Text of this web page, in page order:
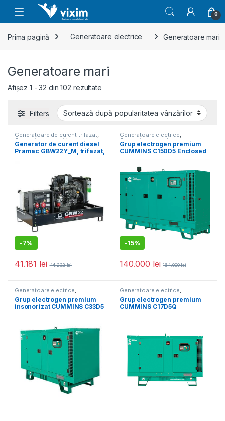
Skip to navigation
Skip to content
0
Prima pagină Generatoare electrice Generatoare mari
Generatoare mari
Afișez 1 - 32 din 102 rezultateSortat după popularitate
Filters
Generatoare de curent trifazat,
Generatoare electrice
Generatoare mari
Generator de curent diesel
Pramac GBW22Y_M, trifazat,
-7%
41.181 lei 44.232lei
Generatoare electrice,
Generatoare mari
Grup electrogen premium
CUMMINS C150D5 Enclosed
-15%
140.000 lei 164.000lei
Generatoare electrice,
Generatoare mari
Grup electrogen premium
insonorizat CUMMINS C33D5
Generatoare electrice,
Generatoare mari
Grup electrogen premium
CUMMINS C17D5Q